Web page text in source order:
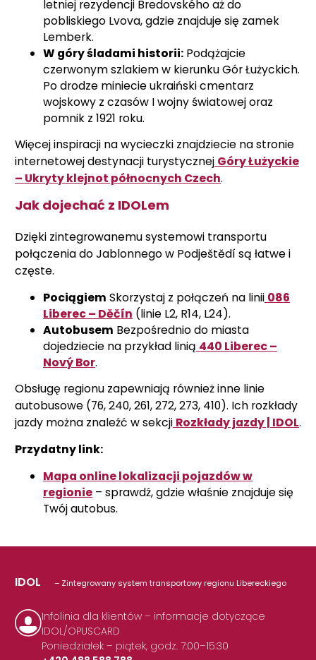
letniej rezydencji Bredovského aż do
pobliskiego Lvova, gdzie znajduje się zamek
Lemberk.
W góry śladami historii: Podążajcie
czerwonym szlakiem w kierunku Gór Łużyckich.
Po drodze miniecie ukraiński cmentarz
wojskowy z czasów I wojny światowej oraz
pomnik z 1921 roku.
Więcej inspiracji na wycieczki znajdziecie na stronie
internetowej destynacji turystycznej Góry Łużyckie
– Ukryty klejnot północnych Czech.
Jak dojechać z IDOLem
Dzięki zintegrowanemu systemowi transportu
połączenia do Jablonnego w Podještědí są łatwe i
częste.
Pociągiem Skorzystaj z połączeń na linii 086
Liberec – Děčín (linie L2, R14, L24).
Autobusem Bezpośrednio do miasta
dojedziecie na przykład linią 440 Liberec –
Nový Bor.
Obsługę regionu zapewniają również inne linie
autobusowe (76, 240, 261, 272, 273, 410). Ich rozkłady
jazdy można znaleźć w sekcji Rozkłady jazdy | IDOL.
Przydatny link:
Mapa online lokalizacji pojazdów w
regionie – sprawdź, gdzie właśnie znajduje się
Twój autobus.
IDOL – Zintegrowany system transportowy regionu Libereckiego
Infolinia dla klientów – informacje dotyczące
IDOL/OPUSCARD
Poniedziałek – piątek, godz. 7:00–15:30